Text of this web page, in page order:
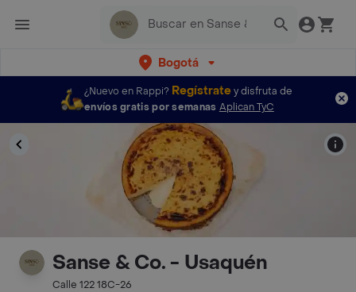
Bogotá
¿Nuevo en Rappi? Regístratey disfruta de
envíos gratis por semanas Aplican TyC
Sanse & Co. - Usaquén
Calle 122 18C-26